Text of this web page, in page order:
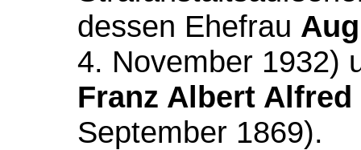
dessen Ehefrau
4. November 1932)
Franz Albert Alfred
September 1869).